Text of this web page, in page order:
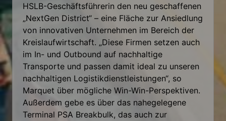
HSLB-Geschäftsführerin den neu geschaffenen
„NextGen District“ – eine Fläche zur Ansiedlung
von innovativen Unternehmen im Bereich der
Kreislaufwirtschaft. „Diese Firmen setzen auch
im In- und Outbound auf nachhaltige
Transporte und passen damit ideal zu unseren
nachhaltigen Logistikdienstleistungen“, so
Marquet über mögliche Win-Win-Perspektiven.
Außerdem gebe es über das nahegelegene
Terminal PSA Breakbulk, das auch zur